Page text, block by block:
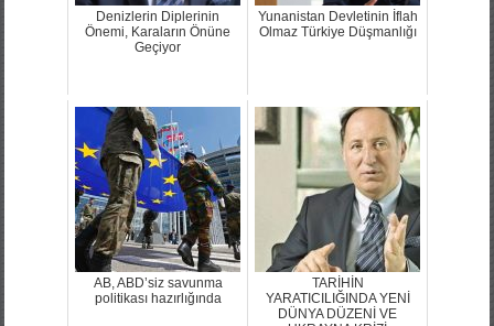
Denizlerin Diplerinin
Önemi, Karaların Önüne
Geçiyor
Yunanistan Devletinin İflah
Olmaz Türkiye Düşmanlığı
AB, ABD’siz savunma
politikası hazırlığında
TARİHİN
YARATICILIĞINDA YENİ
DÜNYA DÜZENİ VE